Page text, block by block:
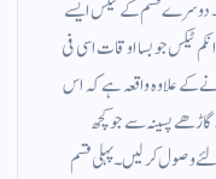
۔ دوسرے قسم کے ٹیکس ایسے
ٹیکس جو بسا اوقات اسی فی
کے علاوہ واقعہ ہے کہ اس
پسینہ سے جو کچھ
وصول کر لیں۔ پہلی قسم